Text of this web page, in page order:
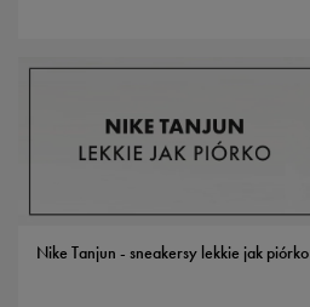
Nike Tanjun - sneakersy lekkie jak piórko